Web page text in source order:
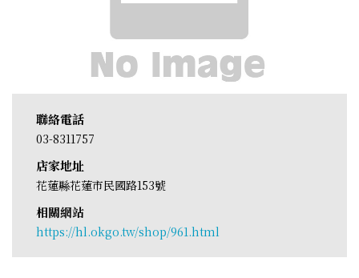
聯絡電話
03-8311757
店家地址
花蓮縣花蓮市民國路153號
相關網站
https://hl.okgo.tw/shop/961.html